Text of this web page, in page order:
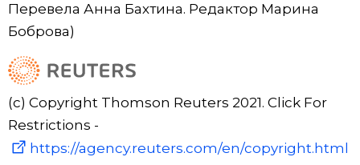
Перевела Анна Бахтина. Редактор Марина
Боброва)
(c) Copyright Thomson Reuters 2021. Click For
Restrictions -
https://agency.reuters.com/en/copyright.html